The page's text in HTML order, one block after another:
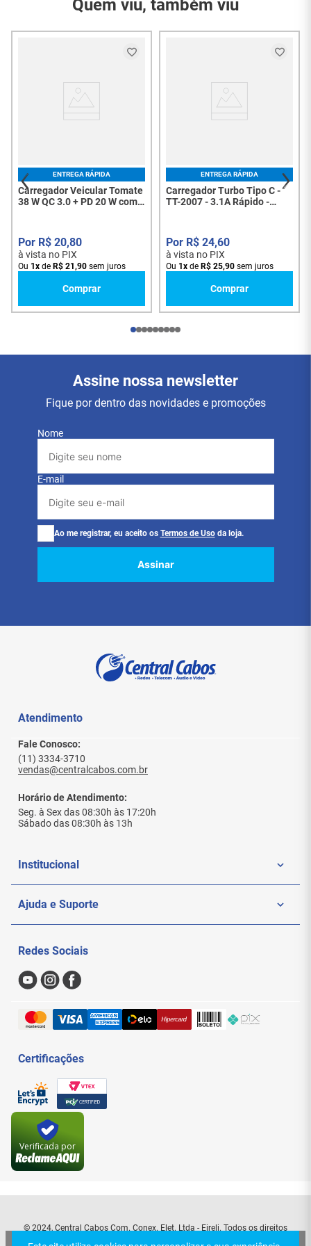
Garantia do
3 Meses
02 Pilha Alcalina Ultra
Quem viu, também viu
ENTREGA RÁPIDA
Carregador Veicular Tomate
38 W QC 3.0 + PD 20 W com
R$ 20,80
à vista no PIX
Ou 1x de R$ 21 ,90 sem juros
Comprar
ENTREGA RÁPIDA
Carregador Turbo Tipo C -
TT-2007 - 3.1A Rápido -
R$ 24,60
à vista no PIX
Ou 1x de R$ 25,90 sem juros
Comprar
Assine nossa newsletter
Fique por dentro das novidades e promoções
Nome
E-mail
Ao me registrar, eu aceito os Termos de Uso da loja.
Assinar
Atendimento
Fale Conosco:
(11) 3334-3710
vendas@centralcabos.com.br
Horário de Atendimento:
Seg. à Sex das 08:30h às 17:20h
Sábado das 08:30h às 13h
Institucional
Quem Somos
Nossas Lojas
Formas de Pagamento
Trocas e Devoluções
Ajuda e Suporte
Sac
Redes Sociais
Certificações
Verificada por
© 2024, Central Cabos Com. Conex. Elet. Ltda - Eireli. Todos os direitos